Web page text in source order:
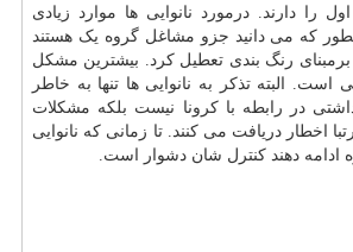
را دارند. درمورد نانوایی ها موارد زیادی
که می دانید جزو مشاغل گروه یک هستند
برمبنای رنگ بندی تعطیل کرد. بیشترین مشکل
است. البته تذکر به نانوایی ها تنها به خاطر
در رابطه با کرونا نیست بلکه مشکلات
اخطار دریافت می کنند. تا زمانی که نانوایی
ادامه دهند کنترل شان دشوار است.